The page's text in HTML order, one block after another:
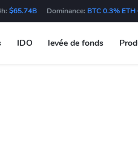
$65.74B Dominance: BTC 0.3% ETH
IDO levée de fonds